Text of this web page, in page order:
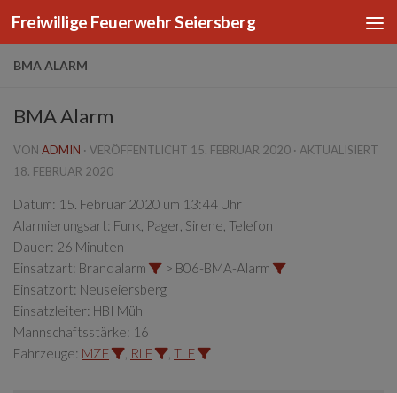
Zum Inhalt springen
Freiwillige Feuerwehr Seiersberg
BMA ALARM
BMA Alarm
VON ADMIN · VERÖFFENTLICHT 15. FEBRUAR 2020 · AKTUALISIERT
18. FEBRUAR 2020
Datum: 15. Februar 2020 um 13:44 Uhr
Alarmierungsart: Funk, Pager, Sirene, Telefon
Dauer: 26 Minuten
Einsatzart: Brandalarm
> B06-BMA-Alarm
Einsatzort: Neuseiersberg
Einsatzleiter: HBI Mühl
Mannschaftsstärke: 16
Fahrzeuge: MZF RLF TLF